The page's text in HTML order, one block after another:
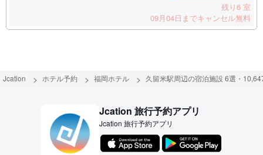
残り6 室
09月04日までキャンセル無料
Jcation ホテル予約 福岡ホテル 久留米駅周辺の宿泊施設 6選・
Jcation 旅行予約アプリ
Jcation 旅行予約アプリ